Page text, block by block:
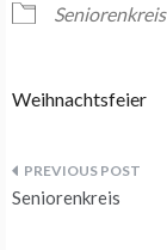
Seniorenkreis
Weihnachtsfeier
Seniorenkreis